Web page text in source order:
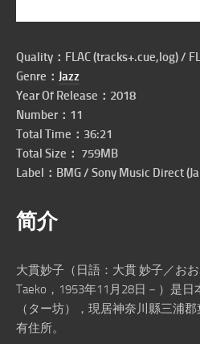
Quality：FLAC (tracks+.cue,log) /
Genre： Jazz
Year Of Release：2018
Number：11
Total Time：36:21
Total Size： 759MB
Label：BMG / Sony Music Direct
简介
大貫妙子（日語：大貫 妙子／お
Taeko，1953年11月28日－）是日
（ター坊），現居神奈川縣三浦
有住所。